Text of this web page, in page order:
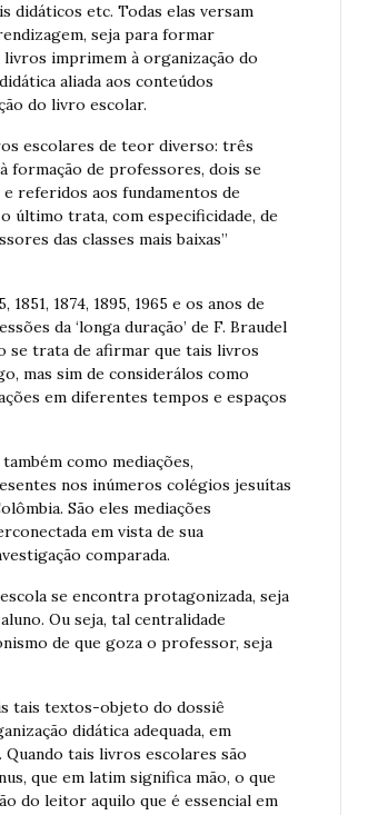
didáticos etc. Todas elas versam
seja para formar
imprimem à organização do
aliada aos conteúdos
do livro escolar.
escolares de teor diverso: três
formação de professores, dois se
e referidos aos fundamentos de
último trata, com especificidade, de
das classes mais baixas”
1874, 1895, 1965 e os anos de
da ‘longa duração’ de F. Braudel
se trata de afirmar que tais livros
mas sim de considerálos como
em diferentes tempos e espaços
como mediações,
nos inúmeros colégios jesuítas
São eles mediações
em vista de sua
comparada.
se encontra protagonizada, seja
Ou seja, tal centralidade
de que goza o professor, seja
tais textos-objeto do dossiê
didática adequada, em
tais livros escolares são
que em latim significa mão, o que
do leitor aquilo que é essencial em